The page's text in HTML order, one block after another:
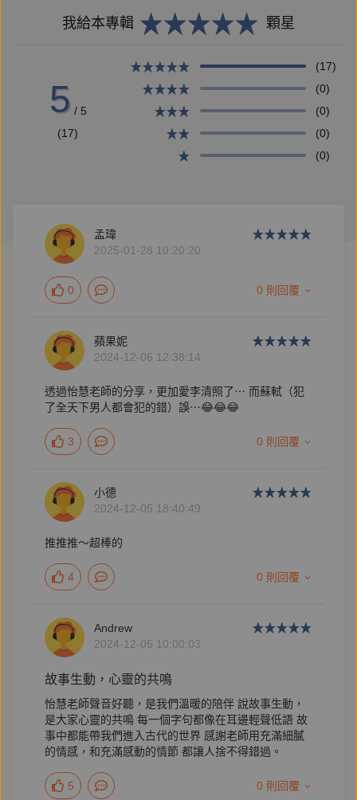
我給本專輯 顆星
5 / 5
(17)
(17)
(0)
(0)
(0)
(0)
孟瑋
2025-01-28 10:20:20
0 0 則回覆
蘋果妮
2024-12-06 12:38:14
透過怡慧老師的分享，更加愛李清照了⋯ 而蘇軾（犯
了全天下男人都會犯的錯）誤⋯😂😂😂
3 0 則回覆
小德
2024-12-05 18:40:49
推推推～超棒的
4 0 則回覆
Andrew
2024-12-05 10:00:03
故事生動，心靈的共鳴
怡慧老師聲音好聽，是我們溫暖的陪伴 說故事生動，
是大家心靈的共鳴 每一個字句都像在耳邊輕聲低語 故
事中都能帶我們進入古代的世界 感謝老師用充滿細膩
的情感，和充滿感動的情節 都讓人捨不得錯過。
5 0 則回覆